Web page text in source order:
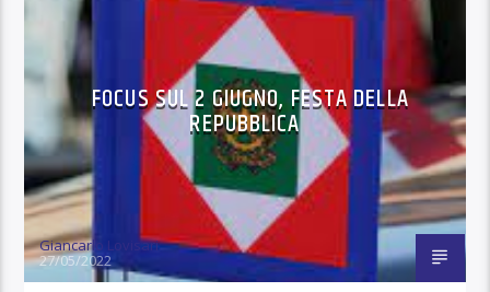
FOCUS SUL 2 GIUGNO, FESTA DELLA
REPUBBLICA
Giancarlo Lovisari
27/05/2022